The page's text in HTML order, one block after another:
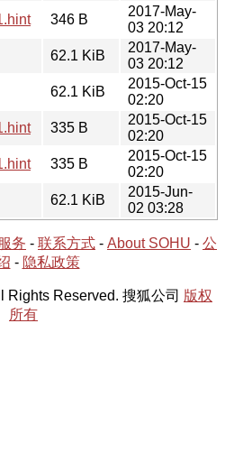
346 B
2017-May-
03 20:12
62.1 KiB
2017-May-
03 20:12
62.1 KiB
2015-Oct-15
02:20
335 B
2015-Oct-15
02:20
335 B
2015-Oct-15
02:20
62.1 KiB
2015-Jun-
02 03:28
务 - 联系方式 - About SOHU - 公
- 隐私政策
Reserved. 搜狐公司 版权
所有